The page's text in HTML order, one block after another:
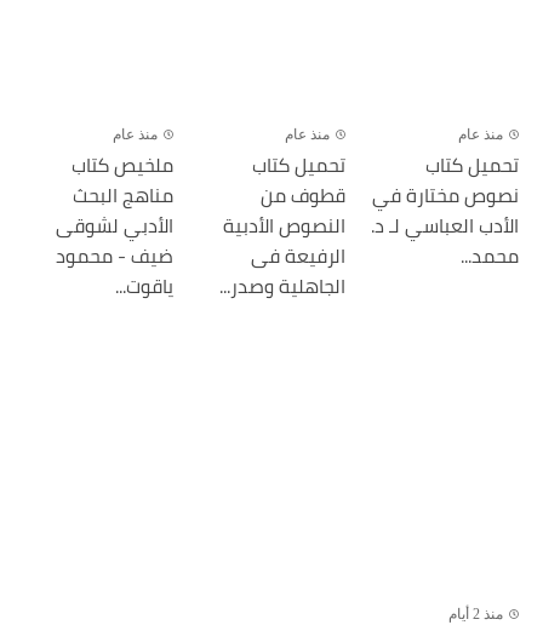
منذ عام
تحميل كتاب
نصوص مختارة في
الأدب العباسي لـ د.
محمد...
منذ عام
تحميل كتاب
قطوف من
النصوص الأدبية
الرفيعة فى
الجاهلية وصدر...
منذ عام
ملخيص كتاب
مناهج البحث
الأدبي لشوقى
ضيف - محمود
ياقوت...
منذ 2 أيام